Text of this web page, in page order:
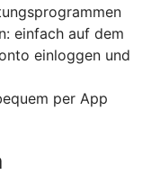
einfach auf dem
einloggen und
per App